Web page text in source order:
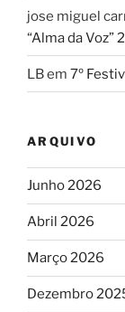
jose miguel
“Alma da Voz”
LBem 7º
ARQUIVO
Junho 2026
Abril 2026
Março 2026
Dezembro